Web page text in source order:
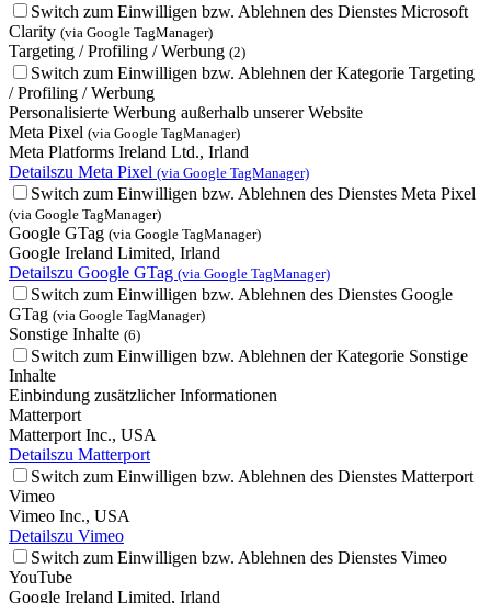
Switch zum Einwilligen bzw. Ablehnen des Dienstes Microsoft
Clarity (via Google TagManager)
Targeting / Profiling / Werbung (2)
Switch zum Einwilligen bzw. Ablehnen der Kategorie Targeting
/ Profiling / Werbung
Personalisierte Werbung außerhalb unserer Website
Meta Pixel (via Google TagManager)
Meta Platforms Ireland Ltd., Irland
Detailszu Meta Pixel (via Google TagManager)
Switch zum Einwilligen bzw. Ablehnen des Dienstes Meta Pixel
(via Google TagManager)
Google GTag (via Google TagManager)
Google Ireland Limited, Irland
Detailszu Google GTag (via Google TagManager)
Switch zum Einwilligen bzw. Ablehnen des Dienstes Google
GTag (via Google TagManager)
Sonstige Inhalte (6)
Switch zum Einwilligen bzw. Ablehnen der Kategorie Sonstige
Inhalte
Einbindung zusätzlicher Informationen
Matterport
Matterport Inc., USA
Detailszu Matterport
Switch zum Einwilligen bzw. Ablehnen des Dienstes Matterport
Vimeo
Vimeo Inc., USA
Detailszu Vimeo
Switch zum Einwilligen bzw. Ablehnen des Dienstes Vimeo
YouTube
Google Ireland Limited, Irland